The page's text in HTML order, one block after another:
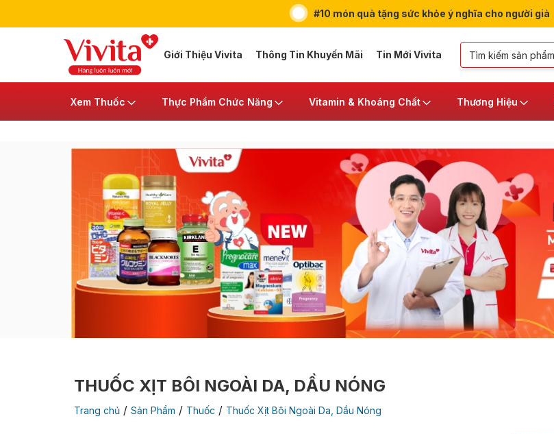
#10 món quà tặng sức khỏe ý nghĩa cho người già
Giới Thiệu Vivita Thông Tin Khuyến Mãi Tin Mới Vivita
Xem Thuốc Thực Phẩm Chức Năng Vitamin & Khoáng Chất Thương Hiệu
THUỐC XỊT BÔI NGOÀI DA, DẦU NÓNG
Trang chủ / Sản Phẩm / Thuốc / Thuốc Xịt Bôi Ngoài Da, Dầu Nóng